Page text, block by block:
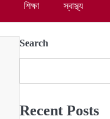
শিক্ষা স্বাস্থ্য
Search
Recent Posts